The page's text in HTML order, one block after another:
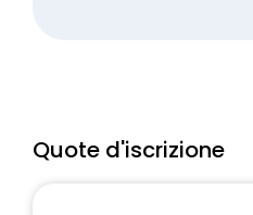
Quote d'iscrizione